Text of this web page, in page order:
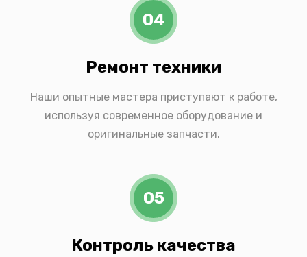
04
Ремонт техники
Наши опытные мастера приступают к работе,
используя современное оборудование и
оригинальные запчасти.
05
Контроль качества